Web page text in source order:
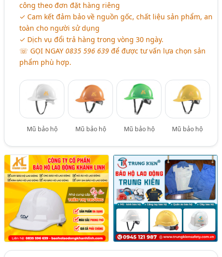
công theo đơn đặt hàng riêng
✓ Cam kết đảm bảo về nguồn gốc, chất liệu sản phẩm, an
toàn cho người sử dụng
✓ Dịch vụ đổi trả hàng trong vòng 30 ngày.
☏ GỌI NGAY0835 596 639 để được tư vấn lựa chọn sản
phẩm phù hợp.
Mũ bảo hộ Mũ bảo hộ Mũ bảo hộ Mũ bảo hộ